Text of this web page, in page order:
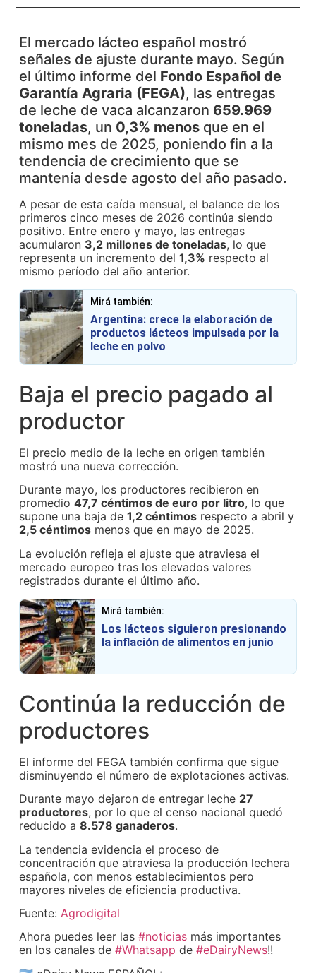
El mercado lácteo español mostró
señales de ajuste durante mayo. Según
el último informe del Fondo Español de
Garantía Agraria (FEGA), las entregas
de leche de vaca alcanzaron 659.969
toneladas, un 0,3% menos que en el
mismo mes de 2025, poniendo fin a la
tendencia de crecimiento que se
mantenía desde agosto del año pasado.
A pesar de esta caída mensual, el balance de los
primeros cinco meses de 2026 continúa siendo
positivo. Entre enero y mayo, las entregas
acumularon 3,2 millones de toneladas, lo que
representa un incremento del1,3% respecto al
mismo período del año anterior.
Mirá también:
Argentina: crece la elaboración de
productos lácteos impulsada por la
leche en polvo
Baja el precio pagado al
productor
El precio medio de la leche en origen también
mostró una nueva corrección.
Durante mayo, los productores recibieron en
promedio47,7 céntimos de euro por litro, lo que
supone una baja de1,2 céntimos respecto a abril y
2,5 céntimos menos que en mayo de 2025.
La evolución refleja el ajuste que atraviesa el
mercado europeo tras los elevados valores
registrados durante el último año.
Mirá también:
Los lácteos siguieron presionando
la inflación de alimentos en junio
Continúa la reducción de
productores
El informe del FEGA también confirma que sigue
disminuyendo el número de explotaciones activas.
Durante mayo dejaron de entregar leche 27
productores, por lo que el censo nacional quedó
reducido a8.578 ganaderos.
La tendencia evidencia el proceso de
concentración que atraviesa la producción lechera
española, con menos establecimientos pero
mayores niveles de eficiencia productiva.
Fuente: Agrodigital
Ahora puedes leer las #noticias más importantes
en los canales de #Whatsapp de #eDairyNews!!